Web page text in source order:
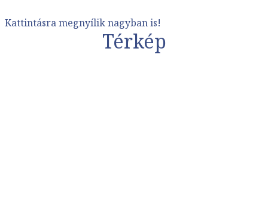
Kattintásra megnyílik nagyban is!
Térkép